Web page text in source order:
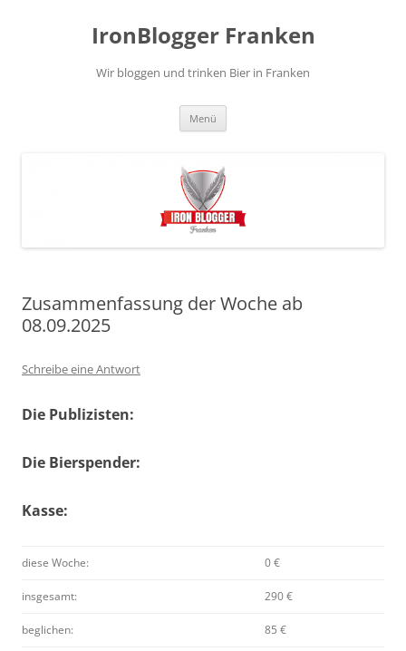
IronBlogger Franken
Wir bloggen und trinken Bier in Franken
Menü
Zusammenfassung der Woche ab
08.09.2025
Schreibe eine Antwort
Die Publizisten:
Die Bierspender:
Kasse:
diese Woche: 0 €
insgesamt: 290 €
beglichen: 85 €